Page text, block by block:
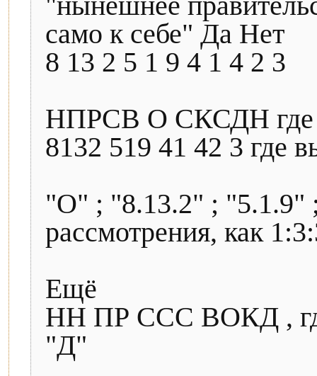
само к себе" Да Нет
8 13 2 5 1 9 4 1 4 2 3
НПРСВ О СКСДН где
8132 519 41 42 3 где
"О" ; "8.13.2" ; "5.1.9"
рассмотрения, как
Ещё
НН ПР ССС ВОКД ,
"Д"